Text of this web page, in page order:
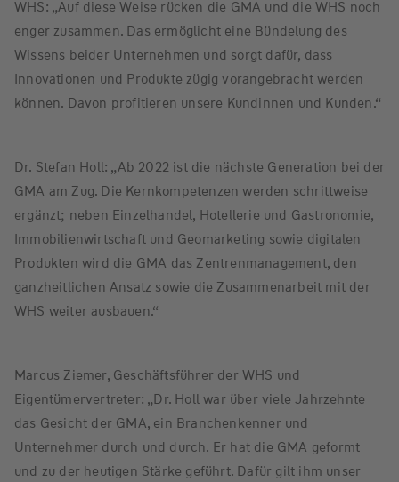
WHS: „Auf diese Weise rücken die GMA und die WHS noch
enger zusammen. Das ermöglicht eine Bündelung des
Wissens beider Unternehmen und sorgt dafür, dass
Innovationen und Produkte zügig vorangebracht werden
können. Davon profitieren unsere Kundinnen und Kunden.“
Dr. Stefan Holl: „Ab 2022 ist die nächste Generation bei der
GMA am Zug. Die Kernkompetenzen werden schrittweise
ergänzt; neben Einzelhandel, Hotellerie und Gastronomie,
Immobilienwirtschaft und Geomarketing sowie digitalen
Produkten wird die GMA das Zentrenmanagement, den
ganzheitlichen Ansatz sowie die Zusammenarbeit mit der
WHS weiter ausbauen.“
Marcus Ziemer, Geschäftsführer der WHS und
Eigentümervertreter: „Dr. Holl war über viele Jahrzehnte
das Gesicht der GMA, ein Branchenkenner und
Unternehmer durch und durch. Er hat die GMA geformt
und zu der heutigen Stärke geführt. Dafür gilt ihm unser